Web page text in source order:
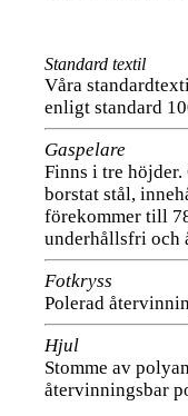
Standard textil
Våra
enligt standard
Gaspelare
Finns i tre
borstat stål,
förekommer till
underhållsfri och
Fotkryss
Polerad
Hjul
Stomme av
återvinningsbar